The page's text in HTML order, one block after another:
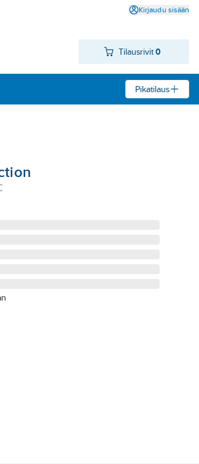
Kirjaudu sisään
Tilausrivit0
Pikatilaus